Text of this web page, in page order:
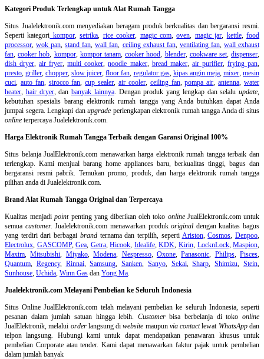
Kategori Produk Terlengkap untuk Alat Rumah Tangga
Situs Jualelektronik.com menyediakan beragam produk berkualitas dan bergaransi resmi.
Seperti kategori kompor,setrika, rice cooker, magic com,oven, magic jar, kettle,food
processor,wok pan,stand fan,wall fan, ceiling exhaust fan, ventilating fan, wall exhaust
fan,cooker hob, kompor, kompor tanam,cooker hood, blender, cookware set,dispenser,
dish dryer,air fryer,multi cooker,noodle maker, bread maker, air purifier, frying pan,
presto,griller,chopper,slow juicer,floor fan, regulator gas, kipas angin meja, mixer,mesin
cuci, auto fan, sirocco fan,cup sealer,air cooler, ceiling fan,pompa air,antenna,water
heater, hair dryer, dan banyak lainnya. Dengan produk yang lengkap dan selalu update,
kebutuhan spesialis barang elektronik rumah tangga yang Anda butuhkan dapat Anda
jumpai segera. Lengkapi danupgrade perlengkapan elektronik rumah tangga Anda di situs
online terpercaya Jualelektronik.com.
Harga Elektronik Rumah Tangga Terbaik dengan Garansi Original 100%
Situs belanjaJualElektronik.com menawarkan harga elektronik rumah tangga terbaik dan
terlengkap. Kami menjual barang home appliances baru, berkualitas tinggi, bagus dan
bergaransi resmi pabrik. Temukan promo, produk, dan harga elektronik rumah tangga
pilihan anda di Jualelektronik.com.
Brand Alat Rumah Tangga Original dan Terpercaya
Kualitas menjadipointpenting yang diberikan oleh toko onlineJualElektronik.com untuk
semua customer. Jualelektronik.com menawarkan produkoriginal dengan kualitas bagus
yang terdiri dari berbagai brandternama dan terpilih, seperti Ariston,Cosmos,Denpoo,
Electrolux, GASCOMP,Gea, Getra,Hicook, Idealife,KDK, Kirin, LocknLock,Maspion,
Maxim,Mitsubishi, Miyako,Modena, Nespresso, Oxone,Panasonic, Philips, Pisces,
Quantum, Regency, Rinnai,Samsung,Sanken, Sanyo, Sekai,Sharp,Shimizu,Stein,
Sunhouse, Uchida, Winn Gas dan Yong Ma.
Jualelektronik.com Melayani Pembelian ke Seluruh Indonesia
Situs Online JualElektronik.com telah melayani pembelian ke seluruh Indonesia, seperti
pesanan dalam jumlah satuan hingga lebih. Customerbisa berbelanja di tokoonline
JualElektronik, melalui orderlangsung diwebsite maupun via contactlewat WhatsAppdan
telpon langsung. Hubungi kami untuk dapat mendapatkan penawaran khusus untuk
pembelian Corporate atau tender. Kami dapat menawarkan faktur pajak untuk pembelian
dalam jumlah banyak